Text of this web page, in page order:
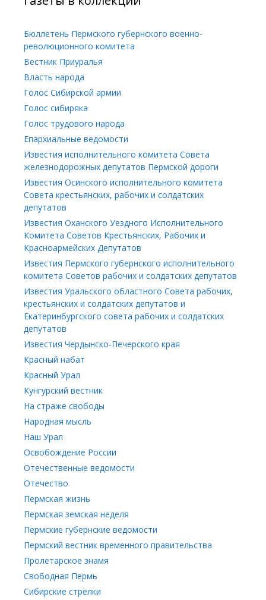
Бюллетень Пермского губернского военно-
революционного комитета
Вестник Приуралья
Власть народа
Голос Сибирской армии
Голос сибиряка
Голос трудового народа
Епархиальные ведомости
Известия исполнительного комитета Совета
железнодорожных депутатов Пермской дороги
Известия Осинского исполнительного комитета
Совета крестьянских, рабочих и солдатских
депутатов
Известия Оханского Уездного Исполнительного
Комитета Советов Крестьянских, Рабочих и
Красноармейских Депутатов
Известия Пермского губернского исполнительного
комитета Советов рабочих и солдатских депутатов
Известия Уральского областного Совета рабочих,
крестьянских и солдатских депутатов и
Екатеринбургского совета рабочих и солдатских
депутатов
Известия Чердынско-Печерского края
Красный набат
Красный Урал
Кунгурский вестник
На страже свободы
Народная мысль
Наш Урал
Освобождение России
Отечественные ведомости
Отечество
Пермская жизнь
Пермская земская неделя
Пермские губернские ведомости
Пермский вестник временного правительства
Пролетарское знамя
Свободная Пермь
Сибирские стрелки